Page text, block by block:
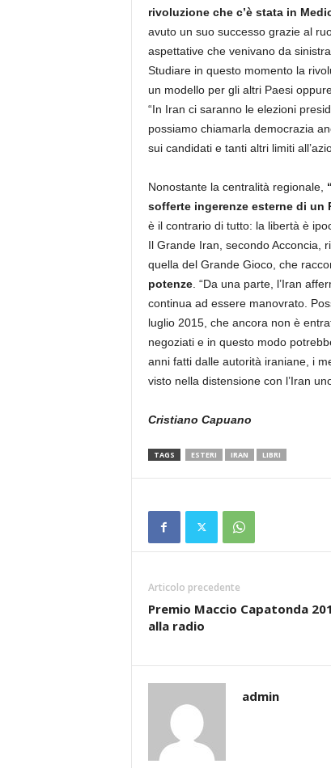
rivoluzione che c’è stata in
avuto un suo successo grazie al
aspettative che venivano da
Studiare in questo momento la
un modello per gli altri Paesi
“In Iran ci saranno le elezioni
possiamo chiamarla democrazia
sui candidati e tanti altri limiti
Nonostante la centralità regionale,
sofferte ingerenze esterne di un
è il contrario di tutto: la libertà è
Il Grande Iran, secondo Acconcia,
quella del Grande Gioco, che
potenze. “Da una parte, l’Iran
continua ad essere manovrato.
luglio 2015, che ancora non è
negoziati e in questo modo
anni fatti dalle autorità iraniane, i
visto nella distensione con l’Iran
Cristiano Capuano
TAGS ESTERI IRAN LIBRI
Articolo precedente
Premio Maccio Capatonda
alla radio
admin